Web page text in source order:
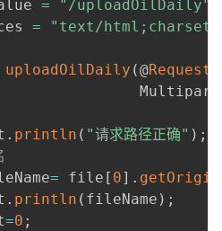
= "/uploadOilDaily"
=
"text/
uploadOilDaily (@
. println ( "请求路径正确" ) ;
= file [ 0] .
. println ( fileName ) ;
=0 ;